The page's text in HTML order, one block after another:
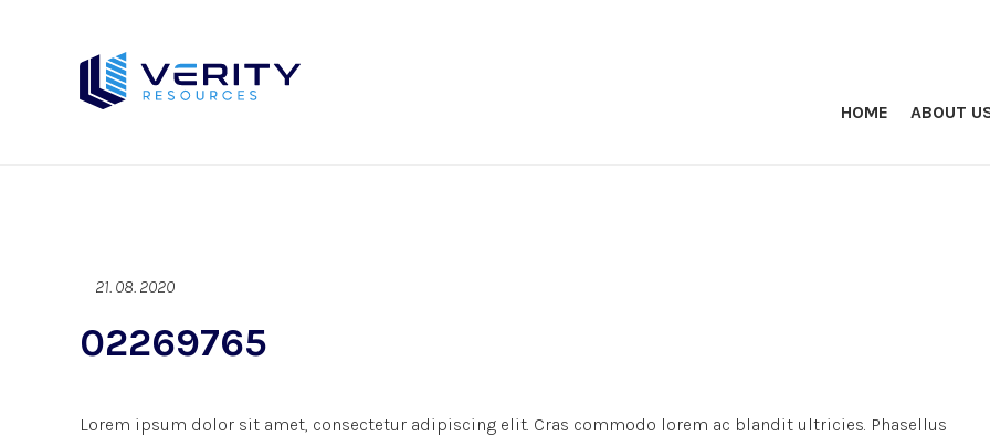
HOME ABOUT
21. 08. 2020
02269765
Lorem ipsum dolor sit amet, consectetur adipiscing elit. Cras commodo lorem ac blandit ultricies. Phasellus